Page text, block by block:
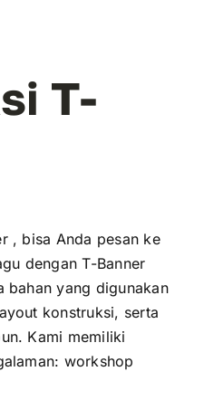
T-
, bisa Anda pesan ke
dengan T-Banner
bahan yang digunakan
konstruksi, serta
Kami memiliki
workshop